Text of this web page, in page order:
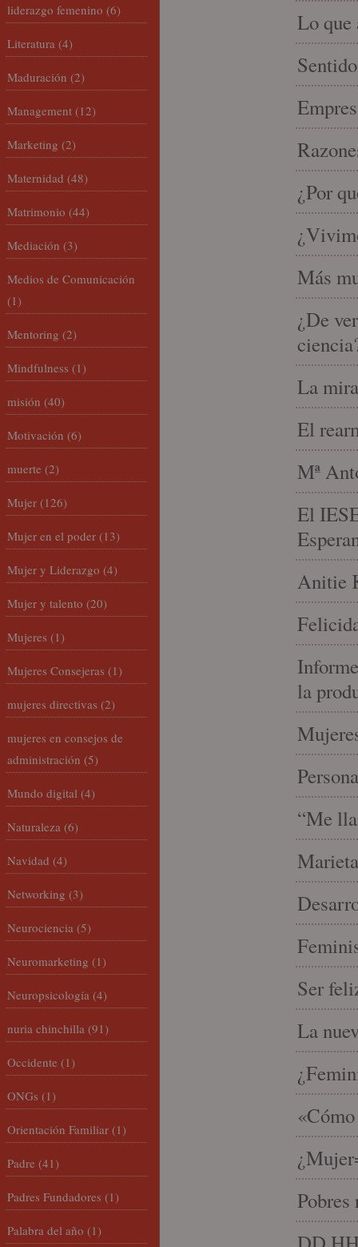
Lo que
¿Por
Más
¿De
La
El
Mª
El
Anitie
la
“Me
Ser
La
liderazgo femenino (6)
Literatura (4)
Maduración (2)
Management (12)
Marketing (2)
Maternidad (48)
Matrimonio (44)
Mediación (3)
Medios de Comunicación
(1)
Mentoring (2)
Mindfulness (1)
misión (40)
Motivación (6)
muerte (2)
Mujer (126)
Mujer en el poder (13)
Mujer y Liderazgo (4)
Mujer y talento (20)
Mujeres (1)
Mujeres Consejeras (1)
mujeres directivas (2)
mujeres en consejos de
administración (5)
Mundo digital (4)
Naturaleza (6)
Navidad (4)
Networking (3)
Neurociencia (5)
Neuromarketing (1)
Neuropsicología (4)
nuria chinchilla (91)
Occidente (1)
ONGs (1)
Orientación Familiar (1)
Padre (41)
Padres Fundadores (1)
Palabra del año (1)